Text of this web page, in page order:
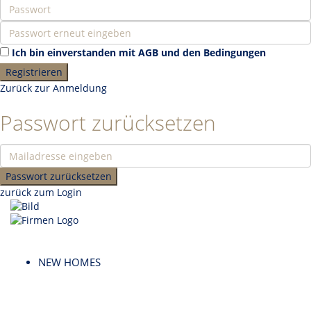
Ich bin einverstanden mit AGB und den Bedingungen
Registrieren
Zurück zur Anmeldung
Passwort zurücksetzen
Passwort zurücksetzen
zurück zum Login
NEW HOMES